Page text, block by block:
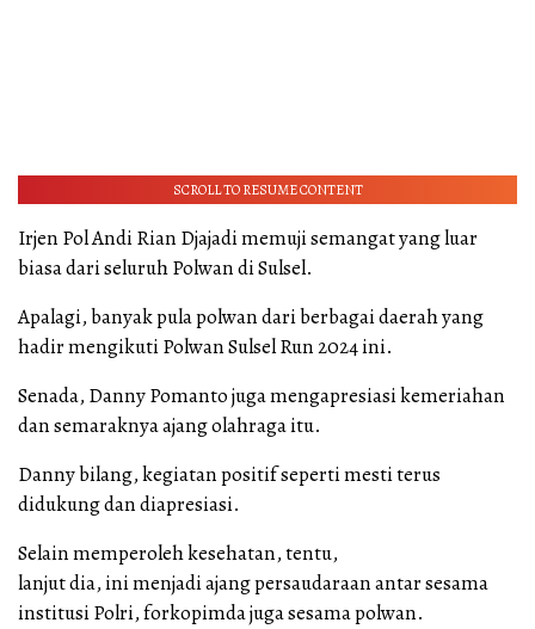
SCROLL TO RESUME CONTENT
Irjen Pol Andi Rian Djajadi memuji semangat yang luar
biasa dari seluruh Polwan di Sulsel.
Apalagi, banyak pula polwan dari berbagai daerah yang
hadir mengikuti Polwan Sulsel Run 2024 ini.
Senada, Danny Pomanto juga mengapresiasi kemeriahan
dan semaraknya ajang olahraga itu.
Danny bilang, kegiatan positif seperti mesti terus
didukung dan diapresiasi.
Selain memperoleh kesehatan, tentu,
lanjut dia, ini menjadi ajang persaudaraan antar sesama
institusi Polri, forkopimda juga sesama polwan.